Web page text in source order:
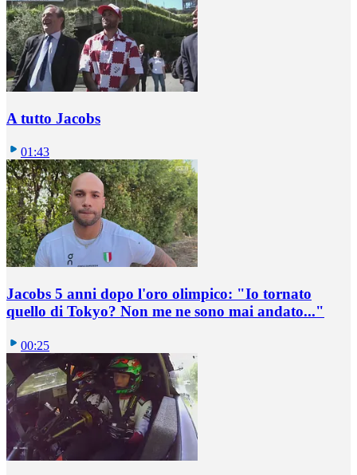
A tutto Jacobs
01:43
Jacobs 5 anni dopo l'oro olimpico: "Io tornato
quello di Tokyo? Non me ne sono mai andato..."
00:25